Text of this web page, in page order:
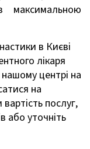
максимальною
в Києві
лікаря
центрі на
на
послуг,
або уточніть